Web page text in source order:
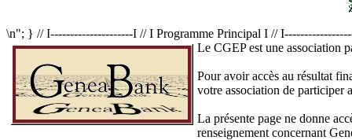
\n"; } // I---------------------I // I Programme Principal I //
Le CGEP est une association
Pour avoir accès au résultat
votre association de participer
La présente page ne donne
renseignement concernant